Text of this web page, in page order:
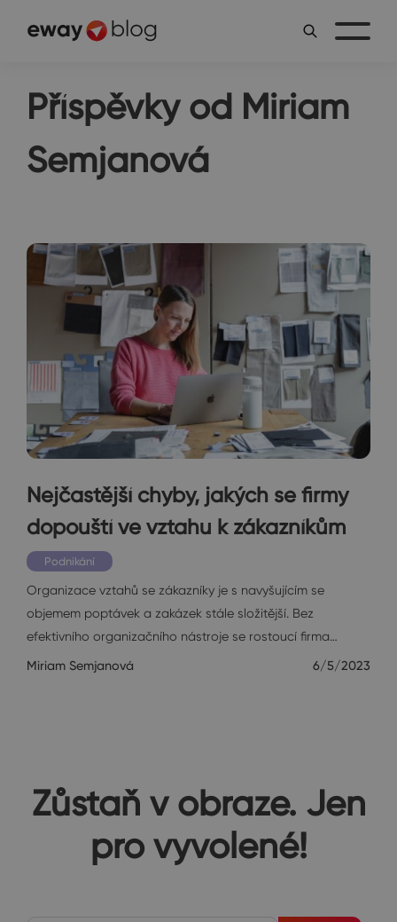
Příspěvky od Miriam
Semjanová
Nejčastější chyby, jakých se firmy
dopouští ve vztahu k zákazníkům
Podnikání
Organizace vztahů se zákazníky je s navyšujícím se
objemem poptávek a zakázek stále složitější. Bez
efektivního organizačního nástroje se rostoucí firma…
Miriam Semjanová 6/5/2023
Zůstaň v obraze. Jen
pro vyvolené!